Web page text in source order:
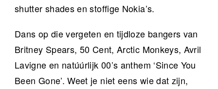
shutter shades en stoffige Nokia’s.
Dans op die vergeten en tijdloze bangers van
Britney Spears, 50 Cent, Arctic Monkeys, Avril
Lavigne en natúúrlijk 00’s anthem ‘Since You
Been Gone’. Weet je niet eens wie dat zijn,